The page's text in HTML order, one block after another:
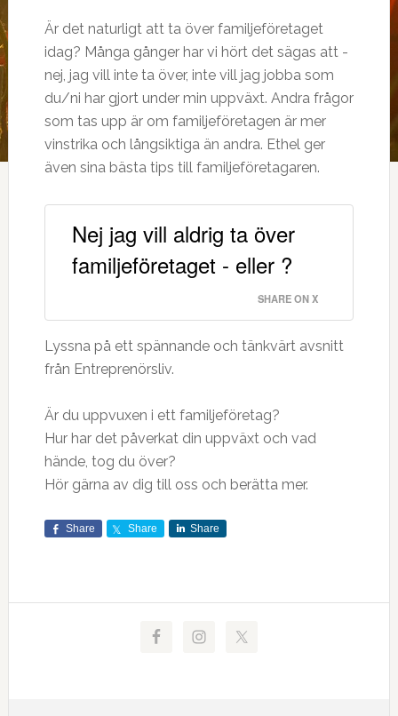
Är det naturligt att ta över familjeföretaget
idag? Många gånger har vi hört det sägas att -
nej, jag vill inte ta över, inte vill jag jobba som
du/ni har gjort under min uppväxt. Andra frågor
som tas upp är om familjeföretagen är mer
vinstrika och långsiktiga än andra. Ethel ger
även sina bästa tips till familjeföretagaren.
Nej jag vill aldrig ta över
familjeföretaget - eller ?
SHARE ON X
Lyssna på ett spännande och tänkvärt avsnitt
från Entreprenörsliv.
Är du uppvuxen i ett familjeföretag?
Hur har det påverkat din uppväxt och vad
hände, tog du över?
Hör gärna av dig till oss och berätta mer.
Share Share Share